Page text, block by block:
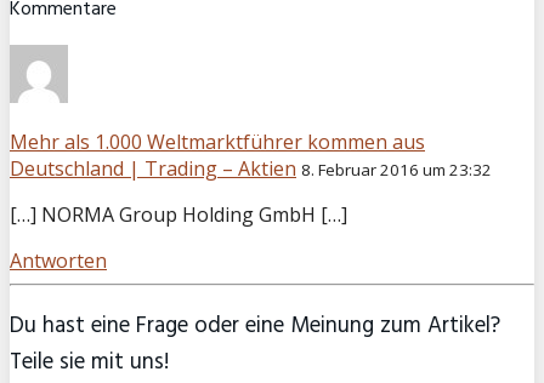
Kommentare
Mehr als 1.000 Weltmarktführer kommen aus
Deutschland | Trading – Aktien 8. Februar 2016 um 23:32
[…] NORMA Group Holding GmbH […]
Antworten
Du hast eine Frage oder eine Meinung zum Artikel?
Teile sie mit uns!